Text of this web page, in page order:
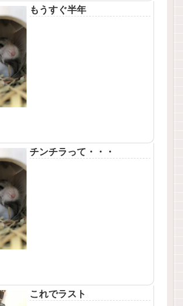
もうすぐ半年
チンチラって・・・
これでラスト